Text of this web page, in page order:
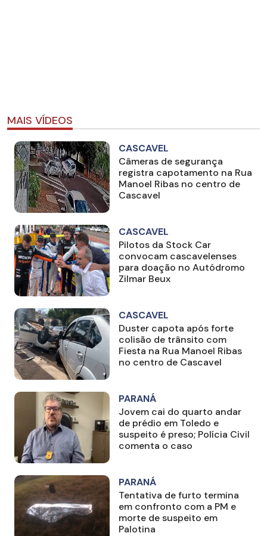
MAIS VÍDEOS
CASCAVEL
Câmeras de segurança
registra capotamento na Rua
Manoel Ribas no centro de
Cascavel
CASCAVEL
Pilotos da Stock Car
convocam cascavelenses
para doação no Autódromo
Zilmar Beux
CASCAVEL
Duster capota após forte
colisão de trânsito com
Fiesta na Rua Manoel Ribas
no centro de Cascavel
PARANÁ
Jovem cai do quarto andar
de prédio em Toledo e
suspeito é preso; Polícia Civil
comenta o caso
PARANÁ
Tentativa de furto termina
em confronto com a PM e
morte de suspeito em
Palotina